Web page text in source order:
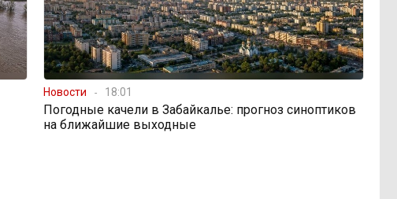
Новости 18:01
Погодные качели в Забайкалье: прогноз синоптиков
на ближайшие выходные